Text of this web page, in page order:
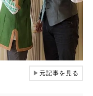
▶元記事を見る